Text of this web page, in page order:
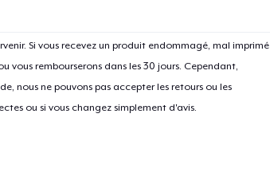
Si vous recevez un produit endommagé, mal imprimé
vous rembourserons dans les 30 jours. Cependant,
nous ne pouvons pas accepter les retours ou les
ou si vous changez simplement d'avis.
Procéder à la
Vérification